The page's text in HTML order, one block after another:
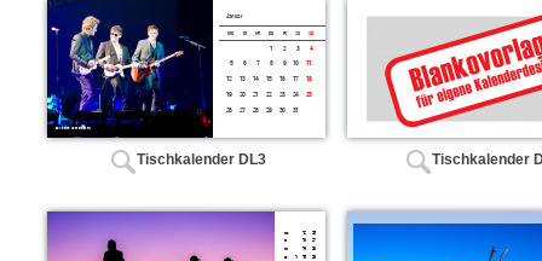
Tischkalender DL3 Tischkalender